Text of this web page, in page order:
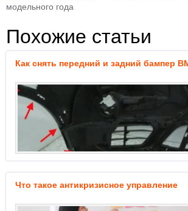
модельного года
Похожие статьи
Как снять передний и задний бампер
Что такое антикризисное управление